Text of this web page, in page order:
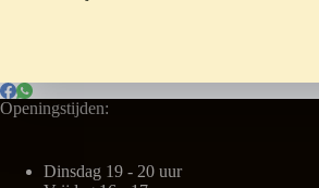
Openingstijden:
Dinsdag 19 - 20 uur